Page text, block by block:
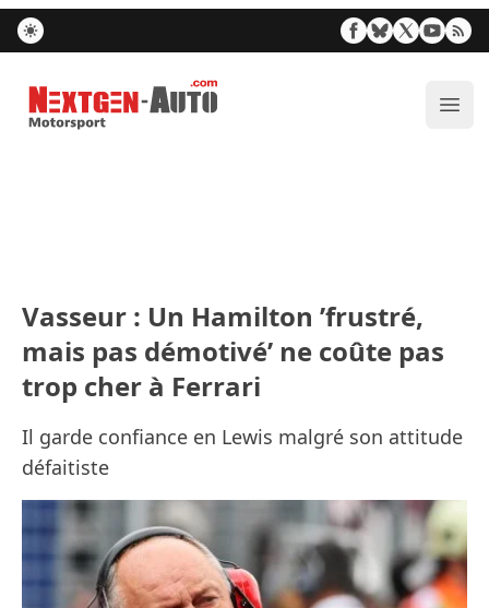
Nextgen-Auto.com
Vasseur : Un Hamilton ’frustré,
mais pas démotivé’ ne coûte pas
trop cher à Ferrari
Il garde confiance en Lewis malgré son attitude
défaitiste